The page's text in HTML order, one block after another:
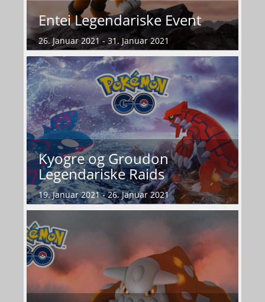
Entei Legendariske Event
26. Januar 2021 - 31. Januar 2021
Kyogre og Groudon
Legendariske Raids
19. Januar 2021 - 26. Januar 2021